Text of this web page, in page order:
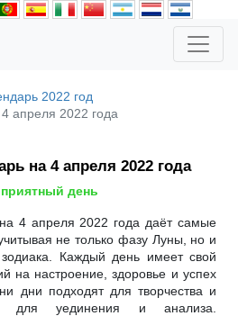
2022 год
4 апреля 2022 года
на 4 апреля 2022 года
день
4 апреля 2022 года даёт самые
не только фазу Луны, но и
Каждый день имеет свой
на настроение, здоровье и успех
дни подходят для творчества и
уединения и анализа.